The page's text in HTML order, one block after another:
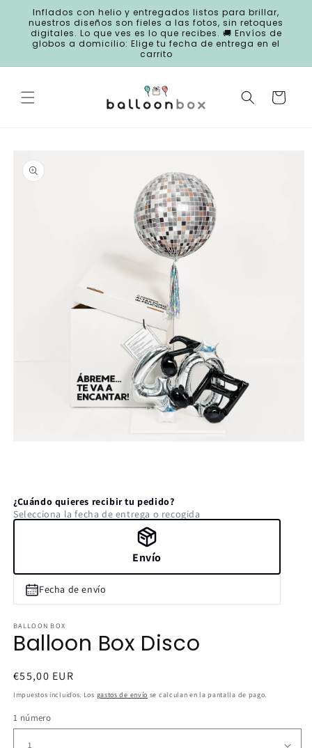
directamente
al contenido
Inflados con helio y entregados listos para brillar,
nuestros diseños son fieles a las fotos, sin retoques
digitales. Lo que ves es lo que recibes. 🚚 Envíos de
globos a domicilio: Elige tu fecha de entrega en el
carrito
Carrito
a la
información
una
ventana
modal
¿Cuándo quieres recibir tu pedido?
Selecciona la fecha de entrega o recogida
Envío
Fecha de envío
BALLOON BOX
Balloon Box Disco
Precio
habitual
€55,00 EUR
Impuestos incluidos. Los gastos de envío se calculan en la pantalla de pago.
1 número